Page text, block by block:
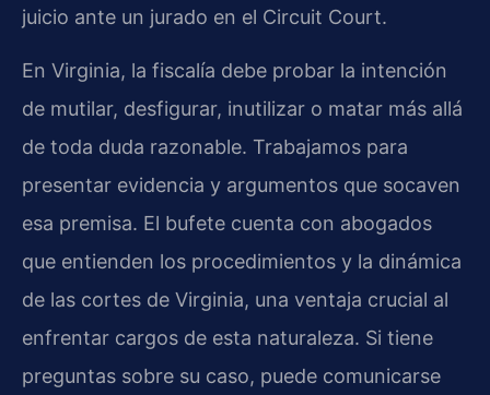
juicio ante un jurado en el Circuit Court.
En Virginia, la fiscalía debe probar la intención
de mutilar, desfigurar, inutilizar o matar más allá
de toda duda razonable. Trabajamos para
presentar evidencia y argumentos que socaven
esa premisa. El bufete cuenta con abogados
que entienden los procedimientos y la dinámica
de las cortes de Virginia, una ventaja crucial al
enfrentar cargos de esta naturaleza. Si tiene
preguntas sobre su caso, puede comunicarse